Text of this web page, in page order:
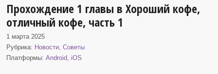
Прохождение 1 главы в Хороший кофе,
отличный кофе, часть 1
1 марта 2025
Рубрика: Новости,Советы
Платформы:Android, iOS